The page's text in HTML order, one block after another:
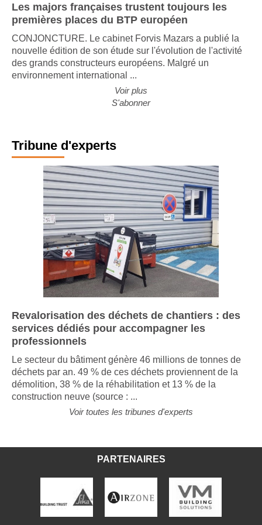
Les majors françaises trustent toujours les
premières places du BTP européen
CONJONCTURE. Le cabinet Forvis Mazars a publié la
nouvelle édition de son étude sur l'évolution de l'activité
des grands constructeurs européens. Malgré un
environnement international ...
Voir plus
S'abonner
Tribune d'experts
Revalorisation des déchets de chantiers : des
services dédiés pour accompagner les
professionnels
Le secteur du bâtiment génère 46 millions de tonnes de
déchets par an. 49 % de ces déchets proviennent de la
démolition, 38 % de la réhabilitation et 13 % de la
construction neuve (source : ...
Voir toutes les tribunes d'experts
PARTENAIRES